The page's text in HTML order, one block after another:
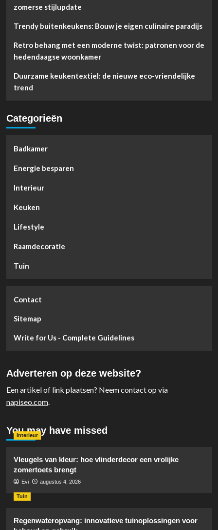
zomerse stijlupdate
Trendy buitenkeukens: Bouw je eigen culinaire paradijs
Retro behang met een moderne twist: patronen voor de
hedendaagse woonkamer
Duurzame keukentextiel: de nieuwe eco-vriendelijke
trend
Categorieën
Badkamer
Energie besparen
Interieur
Keuken
Lifestyle
Raamdecoratie
Tuin
Contact
Sitemap
Write for Us - Complete Guidelines
Adverteren op deze website?
Een artikel of link plaatsen? Neem contact op via
napiseo.com.
You may have missed
Interieur
Vleugels van kleur: hoe vlinderdecor een vrolijke
zomertoets brengt
Evi augustus 4, 2026
Tuin
Regenwateropvang: innovatieve tuinoplossingen voor